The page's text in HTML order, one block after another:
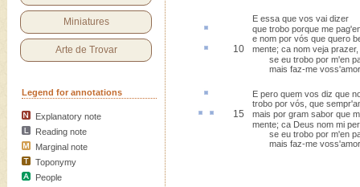
Miniatures
Arte de Trovar
Legend for annotations
Explanatory note
Reading note
Marginal note
Toponymy
People
E essa que vos vai dizer
que trobo porque me pag'
e nom por vós que quero
10 mente; ca nom veja prazer,
se eu trobo por m'en
mais faz-me voss'amor
E pero quem vos diz que
trobo por vós, que
15 mais por gram sabor que
mente; ca Deus nom mi
se eu trobo por m'en
mais faz-me voss'amor